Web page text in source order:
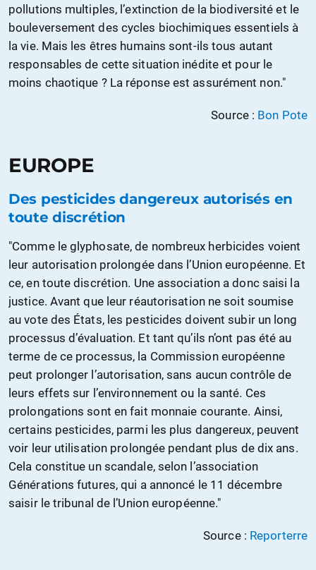
pollutions multiples, l’extinction de la biodiversité et le
bouleversement des cycles biochimiques essentiels à
la vie. Mais les êtres humains sont-ils tous autant
responsables de cette situation inédite et pour le
moins chaotique ? La réponse est assurément non."
Source : Bon Pote
EUROPE
Des pesticides dangereux autorisés en
toute discrétion
"Comme le glyphosate, de nombreux herbicides voient
leur autorisation prolongée dans l’Union européenne. Et
ce, en toute discrétion. Une association a donc saisi la
justice. Avant que leur réautorisation ne soit soumise
au vote des États, les pesticides doivent subir un long
processus d’évaluation. Et tant qu’ils n’ont pas été au
terme de ce processus, la Commission européenne
peut prolonger l’autorisation, sans aucun contrôle de
leurs effets sur l’environnement ou la santé. Ces
prolongations sont en fait monnaie courante. Ainsi,
certains pesticides, parmi les plus dangereux, peuvent
voir leur utilisation prolongée pendant plus de dix ans.
Cela constitue un scandale, selon l’association
Générations futures, qui a annoncé le 11 décembre
saisir le tribunal de l’Union européenne."
Source : Reporterre